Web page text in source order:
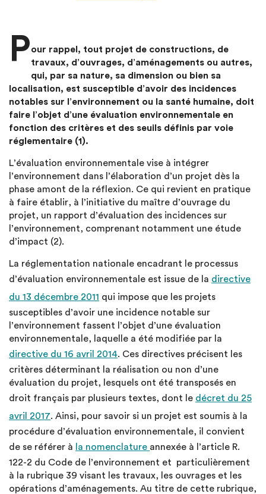
Pour rappel, tout projet de constructions, de
travaux, d’ouvrages, d’aménagements ou autres,
qui, par sa nature, sa dimension ou bien sa
localisation, est susceptible d’avoir des incidences
notables sur l’environnement ou la santé humaine, doit
faire l’objet d’une évaluation environnementale en
fonction des critères et des seuils définis par voie
réglementaire (1).
L’évaluation environnementale vise à intégrer
l’environnement dans l’élaboration d’un projet dès la
phase amont de la réflexion. Ce qui revient en pratique
à faire établir, à l’initiative du maître d’ouvrage du
projet, un rapport d’évaluation des incidences sur
l’environnement, comprenant notamment une étude
d’impact (2).
La réglementation nationale encadrant le processus
d’évaluation environnementale est issue de la directive
du 13 décembre 2011 qui impose que les projets
susceptibles d’avoir une incidence notable sur
l’environnement fassent l’objet d’une évaluation
environnementale, laquelle a été modifiée par la
directive du 16 avril 2014. Ces directives précisent les
critères déterminant la réalisation ou non d’une
évaluation du projet, lesquels ont été transposés en
droit français par plusieurs textes, dont le décret du 25
avril 2017. Ainsi, pour savoir si un projet est soumis à la
procédure d’évaluation environnementale, il convient
de se référer à
la nomenclature annexée à l’article R.
122-2 du Code de l’environnement et particulièrement
à la rubrique 39 visant les travaux, les ouvrages et les
opérations d’aménagements. Au titre de cette rubrique,